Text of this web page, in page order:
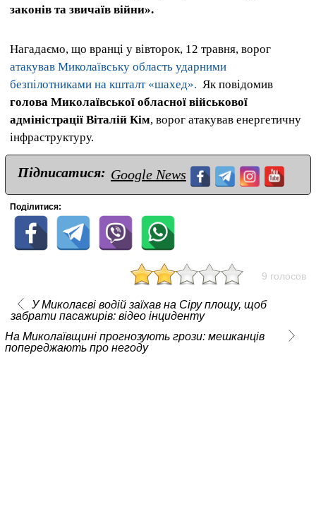
законів та звичаїв війни».
Нагадаємо, що вранці у вівторок, 12 травня, ворог
атакував Миколаївську область ударними
безпілотниками на кшталт «шахед». Як повідомив
голова Миколаївської обласної військової
адміністрації Віталій Кім, ворог атакував енергетичну
інфраструктуру.
Підписатися: Google News
Поділитися:
9 голосов
У Миколаєві водій заїхав на Сіру площу, щоб
забрати пасажирів: відео інциденту
На Миколаївщині прогнозують грози: мешканців
попереджають про негоду